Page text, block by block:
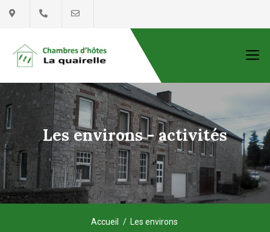
Les environs - activités
Accueil Les environs